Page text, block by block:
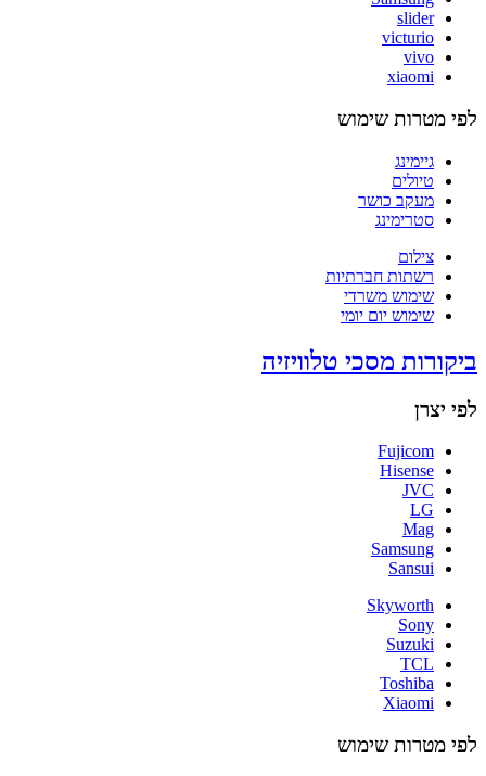
slider
victurio
vivo
xiaomi
לפי מטרות שימוש
גיימינג
טיולים
מעקב כושר
סטרימינג
צילום
רשתות חברתיות
שימוש משרדי
שימוש יום יומי
ביקורות מסכי טלוויזיה
לפי יצרן
Fujicom
Hisense
JVC
LG
Mag
Samsung
Sansui
Skyworth
Sony
Suzuki
TCL
Toshiba
Xiaomi
לפי מטרות שימוש